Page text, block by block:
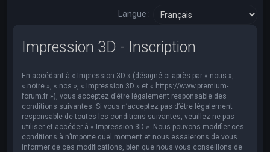
Langue :
Impression 3D - Inscription
En accédant à « Impression 3D » (désigné ci-après par « nous »,
« notre », « nos », « Impression 3D » et « https://www.premium-
forum.fr »), vous acceptez d’être légalement responsable des
conditions suivantes. Si vous n’acceptez pas d’être légalement
responsable de toutes les conditions suivantes, veuillez ne pas
utiliser et accéder à « Impression 3D ». Nous pouvons modifier ces
conditions à n’importe quel moment et nous essaierons de vous
informer de ces modifications, bien que nous vous conseillons de